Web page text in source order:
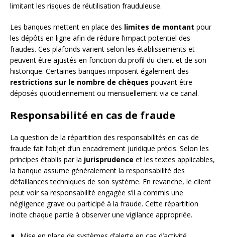
limitant les risques de réutilisation frauduleuse.
Les banques mettent en place des limites de montant pour
les dépôts en ligne afin de réduire l’impact potentiel des
fraudes. Ces plafonds varient selon les établissements et
peuvent être ajustés en fonction du profil du client et de son
historique. Certaines banques imposent également des
restrictions sur le nombre de chèques pouvant être
déposés quotidiennement ou mensuellement via ce canal.
Responsabilité en cas de fraude
La question de la répartition des responsabilités en cas de
fraude fait l’objet d’un encadrement juridique précis. Selon les
principes établis par la jurisprudence et les textes applicables,
la banque assume généralement la responsabilité des
défaillances techniques de son système. En revanche, le client
peut voir sa responsabilité engagée s’il a commis une
négligence grave ou participé à la fraude. Cette répartition
incite chaque partie à observer une vigilance appropriée.